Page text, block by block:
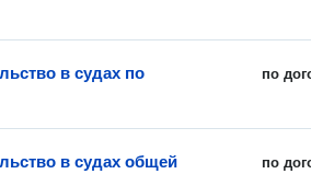
по
в судах по
по
в судах общей